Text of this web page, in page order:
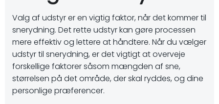
Valg af udstyr er en vigtig faktor, når det kommer til
snerydning. Det rette udstyr kan gøre processen
mere effektiv og lettere at håndtere. Når du vælger
udstyr til snerydning, er det vigtigt at overveje
forskellige faktorer såsom mængden af sne,
størrelsen på det område, der skal ryddes, og dine
personlige præferencer.